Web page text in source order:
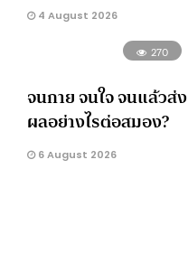
4 August 2026
270
จนกาย จนใจ จนแล้วส่ง
ผลอย่างไรต่อสมอง?
6 August 2026